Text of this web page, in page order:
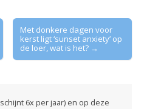
Met donkere dagen voor
kerst ligt ‘sunset anxiety’ op
de loer, wat is het? →
6x per jaar) en op deze